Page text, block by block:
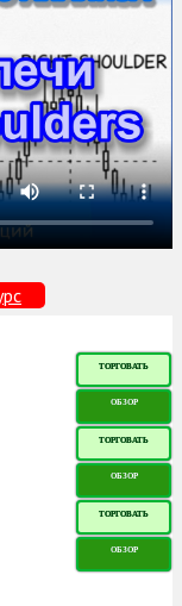
ТОРГОВАТЬ
ОБЗОР
ТОРГОВАТЬ
ОБЗОР
ТОРГОВАТЬ
ОБЗОР